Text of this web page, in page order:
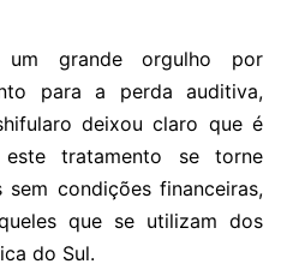
grande orgulho por
para a perda auditiva,
deixou claro que é
tratamento se torne
condições financeiras,
que se utilizam dos
do Sul.